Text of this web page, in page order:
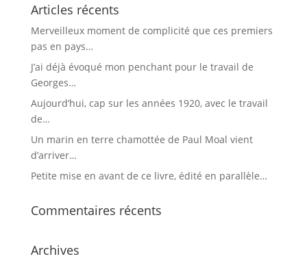
Articles récents
Merveilleux moment de complicité que ces premiers
pas en pays…
J’ai déjà évoqué mon penchant pour le travail de
Georges…
Aujourd’hui, cap sur les années 1920, avec le travail
de…
Un marin en terre chamottée de Paul Moal vient
d’arriver…
Petite mise en avant de ce livre, édité en parallèle…
Commentaires récents
Archives